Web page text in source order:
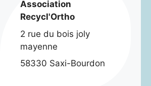
Association
Recycl'Ortho
2 rue du bois joly
mayenne
58330 Saxi-Bourdon